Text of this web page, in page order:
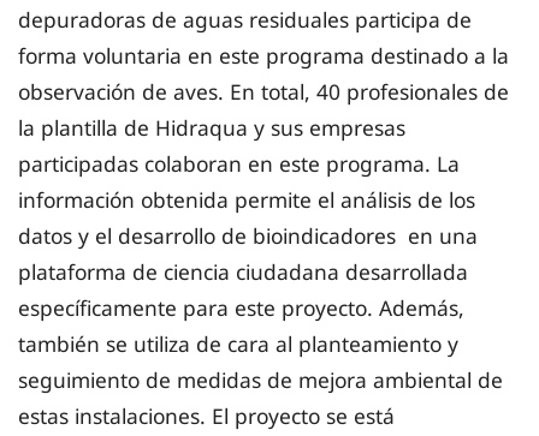
depuradoras de aguas residuales participa de
forma voluntaria en este programa destinado a la
observación de aves. En total, 40 profesionales de
la plantilla de Hidraqua y sus empresas
participadas colaboran en este programa. La
información obtenida permite el análisis de los
datos y el desarrollo de bioindicadores en una
plataforma de ciencia ciudadana desarrollada
específicamente para este proyecto. Además,
también se utiliza de cara al planteamiento y
seguimiento de medidas de mejora ambiental de
estas instalaciones. El proyecto se está